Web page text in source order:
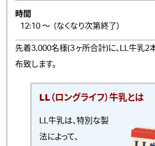
時間
12:10 ～ （なくなり次第終了）
先着3,000名様(３ヶ所合計)に、LL牛乳2
布致します。
LL（ロングライフ）牛乳とは
LL牛乳は、特別な製
法によって、